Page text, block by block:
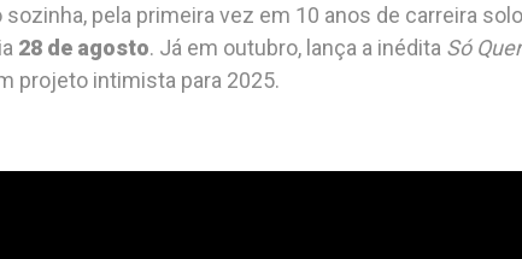
pela primeira vez em 10 anos de carreira
28 de agosto. Já em outubro, lança a inédita Só
projeto intimista para 2025.